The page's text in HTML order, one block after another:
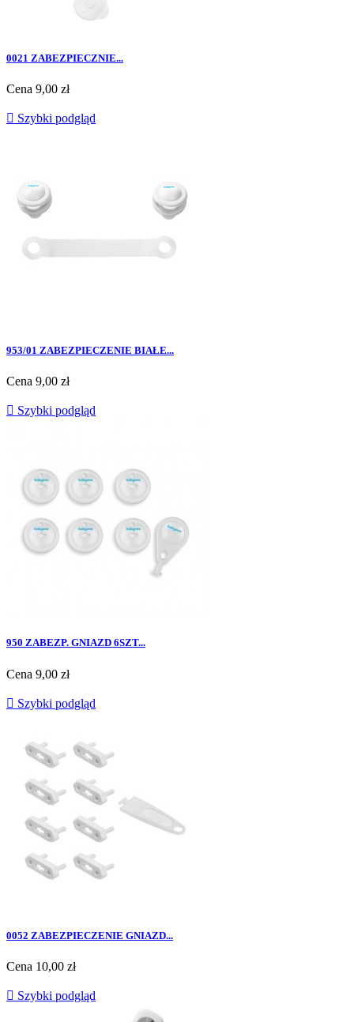
0021 ZABEZPIECZNIE...
Cena 9,00 zł
 Szybki podgląd
953/01 ZABEZPIECZENIE BIAŁE...
Cena 9,00 zł
 Szybki podgląd
950 ZABEZP. GNIAZD 6SZT...
Cena 9,00 zł
 Szybki podgląd
0052 ZABEZPIECZENIE GNIAZD...
Cena 10,00 zł
 Szybki podgląd